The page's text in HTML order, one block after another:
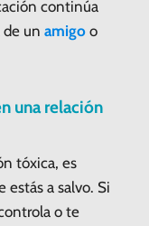
continúa
de un amigo o
una relación
tóxica, es
estás a salvo. Si
o te